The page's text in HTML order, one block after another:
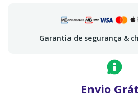
Garantia de segurança &
Envio